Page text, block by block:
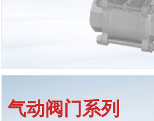
气动阀门系列